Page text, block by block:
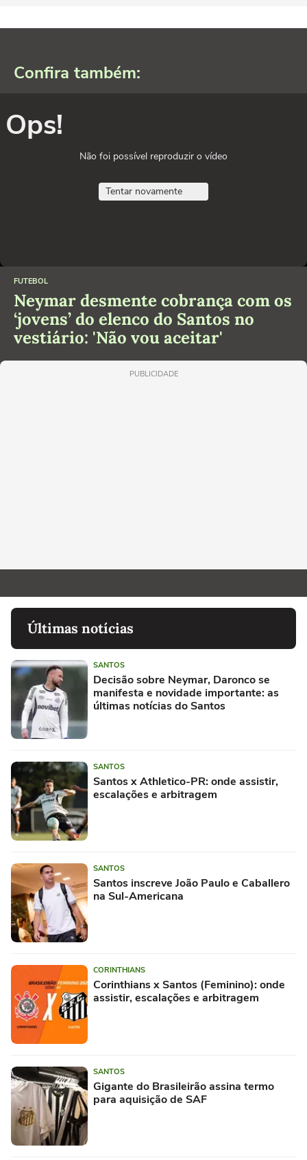
Confira também:
Ops!
Não foi possível reproduzir o vídeo
Tentar novamente
FUTEBOL
Neymar desmente cobrança com os
‘jovens’ do elenco do Santos no
vestiário: 'Não vou aceitar'
PUBLICIDADE
Últimas notícias
SANTOS
Decisão sobre Neymar, Daronco se
manifesta e novidade importante: as
últimas notícias do Santos
SANTOS
Santos x Athletico-PR: onde assistir,
escalações e arbitragem
SANTOS
Santos inscreve João Paulo e Caballero
na Sul-Americana
CORINTHIANS
Corinthians x Santos (Feminino): onde
assistir, escalações e arbitragem
SANTOS
Gigante do Brasileirão assina termo
para aquisição de SAF